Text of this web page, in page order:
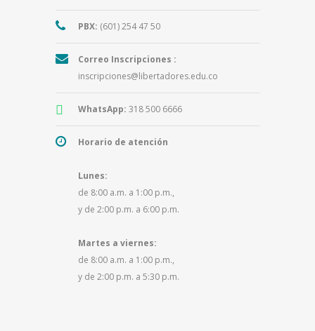
PBX: (601) 254 47 50
Correo Inscripciones :
inscripciones@libertadores.edu.co
WhatsApp: 318 500 6666
Horario de atención
Lunes:
de 8:00 a.m. a 1:00 p.m.,
y de 2:00 p.m. a 6:00 p.m.
Martes a viernes:
de 8:00 a.m. a 1:00 p.m.,
y de 2:00 p.m. a 5:30 p.m.